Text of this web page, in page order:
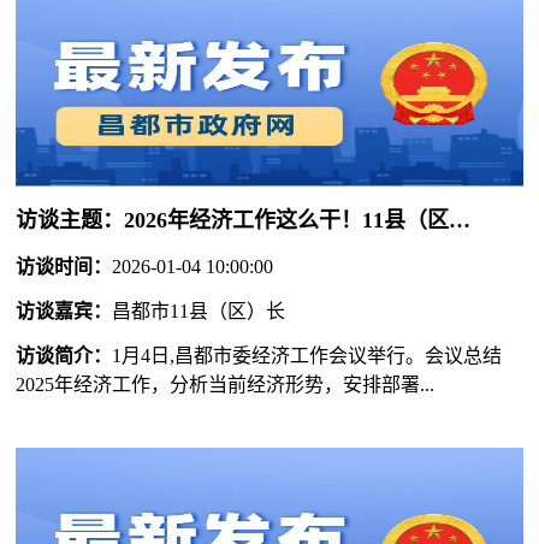
访谈主题： 2026年经济工作这么干！11县（区）长齐发声
访谈时间： 2026-01-04 10:00:00
访谈嘉宾： 昌都市11县（区）长
访谈简介： 1月4日,昌都市委经济工作会议举行。会议总结
2025年经济工作，分析当前经济形势，安排部署...